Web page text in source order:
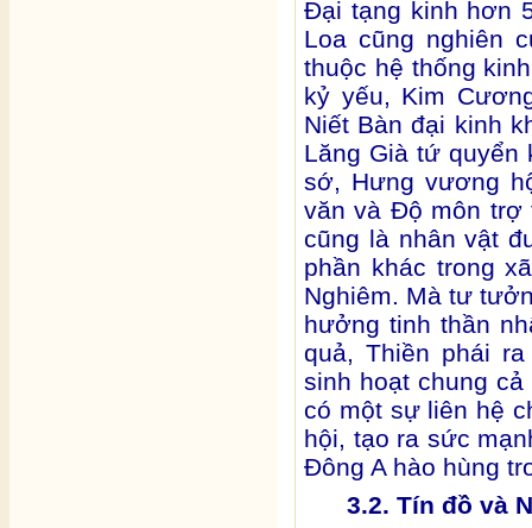
Đại tạng kinh hơn
Loa cũng nghiên
thuộc hệ thống
kỷ yếu, Kim
Niết Bàn đại kinh
Lăng Già tứ quyển
sớ, Hưng vương
văn và Độ môn trợ
cũng là nhân vật
phần khác trong
Nghiêm. Mà tư
hưởng tinh thần
quả, Thiền phái
sinh hoạt chung
có một sự liên hệ
hội, tạo ra sức
Đông A hào hùng
3.2. Tín đồ và